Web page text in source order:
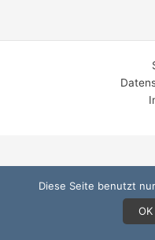
Diese Seite benutzt
OK